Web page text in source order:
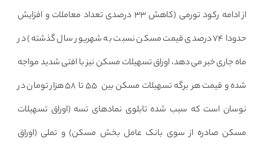
از ادامه رکود تورمی (کاهش ۳۳ درصدی تعداد معاملات و افزایش
حدودا ۷۴ درصدی قیمت مسکن نسبت به شهریور سال گذشته) در
ماه جاری خبر می دهد، اوراق تسهیلات مسکن نیز با افتی شدید مواجه
شده و قیمت هر برگه تسهیلات مسکن بین ۵۵ تا ۵۸ هزار تومان در
نوسان است که سبب شده تابلوی نمادهای تسه (اوراق تسهیلات
مسکن صادره از سوی بانک عامل بخش مسکن) و تملی (اوراق